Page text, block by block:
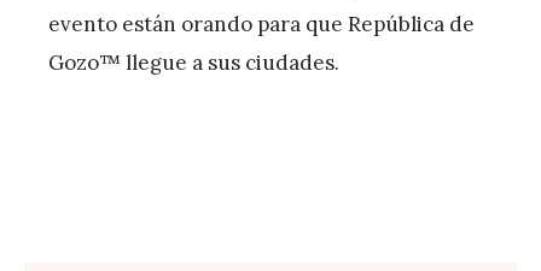
evento están orando para que República de
Gozo™ llegue a sus ciudades.